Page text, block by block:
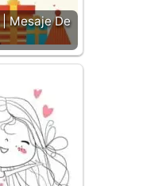
Mesaje De